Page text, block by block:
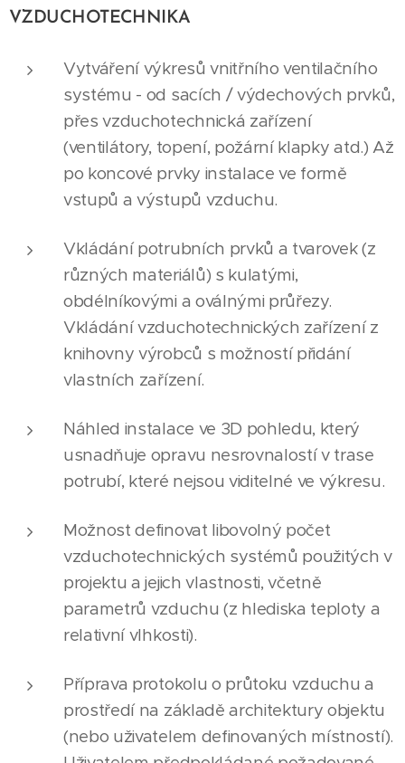
VZDUCHOTECHNIKA
Vytváření výkresů vnitřního ventilačního
systému - od sacích / výdechových prvků,
přes vzduchotechnická zařízení
(ventilátory, topení, požární klapky atd.) Až
po koncové prvky instalace ve formě
vstupů a výstupů vzduchu.
Vkládání potrubních prvků a tvarovek (z
různých materiálů) s kulatými,
obdélníkovými a oválnými průřezy.
Vkládání vzduchotechnických zařízení z
knihovny výrobců s možností přidání
vlastních zařízení.
Náhled instalace ve 3D pohledu, který
usnadňuje opravu nesrovnalostí v trase
potrubí, které nejsou viditelné ve výkresu.
Možnost definovat libovolný počet
vzduchotechnických systémů použitých v
projektu a jejich vlastnosti, včetně
parametrů vzduchu (z hlediska teploty a
relativní vlhkosti).
Příprava protokolu o průtoku vzduchu a
prostředí na základě architektury objektu
(nebo uživatelem definovaných místností).